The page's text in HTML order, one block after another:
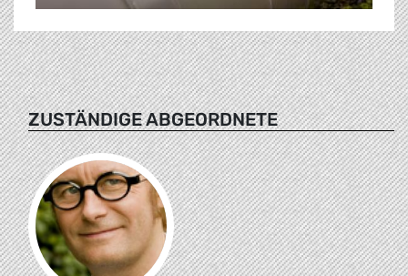
ZUSTÄNDIGE ABGEORDNETE